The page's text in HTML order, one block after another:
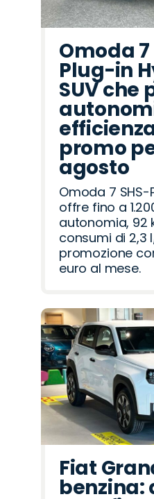
Omoda 7
Plug-in
SUV che
promo
agosto
Omoda 7 SHS-
offre fino a
autonomia, 92
consumi di 2,3
promozione
euro al mese.
Fiat
benzina: